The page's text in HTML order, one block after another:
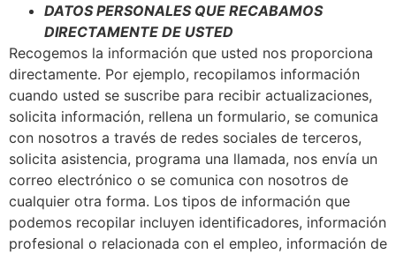
DATOS PERSONALES QUE RECABAMOS
DIRECTAMENTE DE USTED
Recogemos la información que usted nos proporciona
directamente. Por ejemplo, recopilamos información
cuando usted se suscribe para recibir actualizaciones,
solicita información, rellena un formulario, se comunica
con nosotros a través de redes sociales de terceros,
solicita asistencia, programa una llamada, nos envía un
correo electrónico o se comunica con nosotros de
cualquier otra forma. Los tipos de información que
podemos recopilar incluyen identificadores, información
profesional o relacionada con el empleo, información de